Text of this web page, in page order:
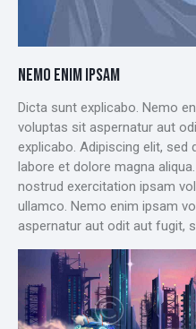
NEMO ENIM IPSAM
Dicta sunt explicabo. Nemo
voluptas sit aspernatur aut
explicabo. Adipiscing elit,
labore et dolore magna
nostrud exercitation ipsam
ullamco. Nemo enim ipsam
aspernatur aut odit aut fugit,